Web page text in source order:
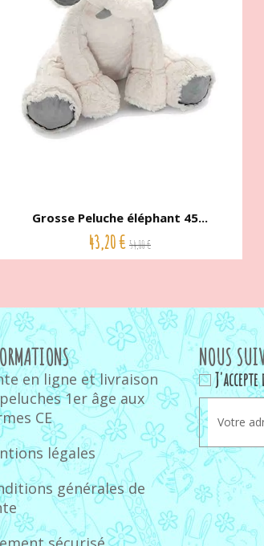
Grosse Peluche éléphant 45...
43,20 € 54,00 €
en ligne et livraison
1er âge aux
CE
légales
générales de
NOUS